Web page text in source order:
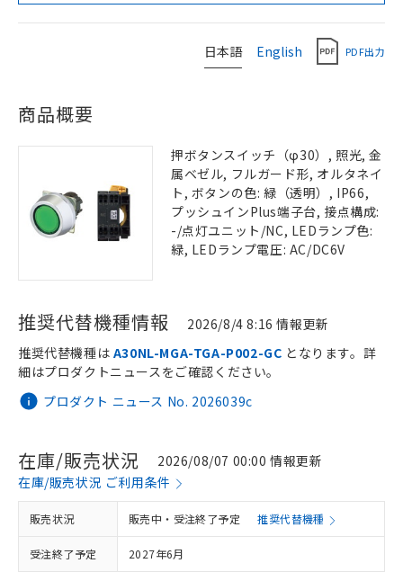
日本語 English PDF出力
商品概要
押ボタンスイッチ（φ30）, 照光, 金
属ベゼル, フルガード形, オルタネイ
ト, ボタンの色: 緑（透明）, IP66,
プッシュインPlus端子台, 接点構成:
-/点灯ユニット/NC, LEDランプ色:
緑, LEDランプ電圧: AC/DC6V
推奨代替機種情報 2026/8/4 8:16 情報更新
プロダクト ニュース No. 2026039c
推奨代替機種は A30NL-MGA-TGA-P002-GC となります。詳
細はプロダクトニュースをご確認ください。
在庫/販売状況
2026/08/07 00:00 情報更新
在庫/販売状況 ご利用条件
販売状況 販売中・受注終了予定 推奨代替機種
受注終了予定 2027年6月